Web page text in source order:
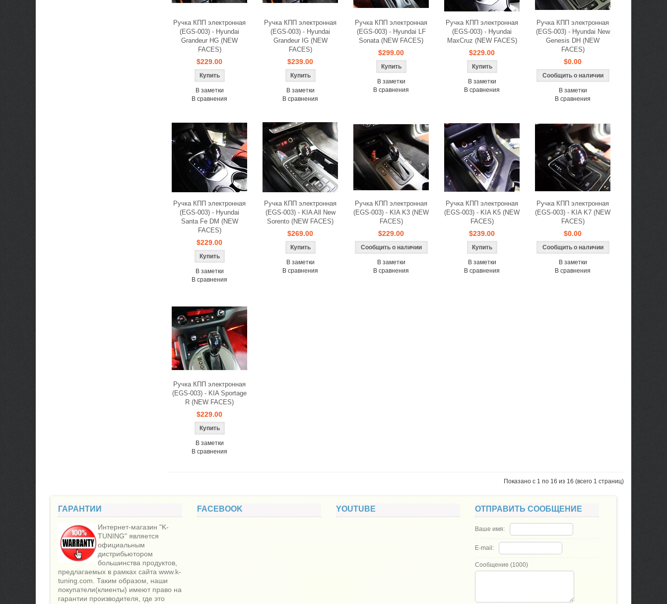
Ручка КПП электронная
(EGS-003) - Hyundai
Grandeur HG (NEW
FACES)
$229.00
В заметки
В сравнения
Ручка КПП электронная
(EGS-003) - Hyundai
Grandeur IG (NEW
FACES)
$239.00
В заметки
В сравнения
Ручка КПП электронная
(EGS-003) - Hyundai LF
Sonata (NEW FACES)
$299.00
В заметки
В сравнения
Ручка КПП электронная
(EGS-003) - Hyundai
MaxCruz (NEW FACES)
$229.00
В заметки
В сравнения
Ручка КПП электронная
(EGS-003) - Hyundai New
Genesis DH (NEW
FACES)
$0.00
Сообщить о наличии
В заметки
В сравнения
Ручка КПП электронная
(EGS-003) - Hyundai
Santa Fe DM (NEW
FACES)
$229.00
В заметки
В сравнения
Ручка КПП электронная
(EGS-003) - KIA All New
Sorento (NEW FACES)
$269.00
В заметки
В сравнения
Ручка КПП электронная
(EGS-003) - KIA K3 (NEW
FACES)
$229.00
Сообщить о наличии
В заметки
В сравнения
Ручка КПП электронная
(EGS-003) - KIA K5 (NEW
FACES)
$239.00
В заметки
В сравнения
Ручка КПП электронная
(EGS-003) - KIA K7 (NEW
FACES)
$0.00
Сообщить о наличии
В заметки
В сравнения
Ручка КПП электронная
(EGS-003) - KIA Sportage
R (NEW FACES)
$229.00
В заметки
В сравнения
Показано с 1 по 16 из 16 (всего 1 страниц)
ГАРАНТИИ
Интернет-магазин "K-
TUNING" является
официальным
дистрибьютором
большинства продуктов,
предлагаемых в рамках сайта www.k-
tuning.com. Таким образом, наши
покупатели(клиенты) имеют право на
гарантии производителя, где это
FACEBOOK YOUTUBE ОТПРАВИТЬ СООБЩЕНИЕ
Ваше имя:
E-mail:
Сообщение (1000)